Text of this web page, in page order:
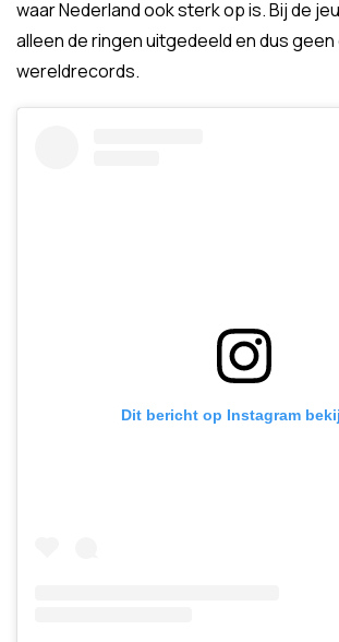
waar Nederland ook sterk op is. Bij de
alleen de ringen uitgedeeld en dus geen
wereldrecords.
Dit bericht op Instagram